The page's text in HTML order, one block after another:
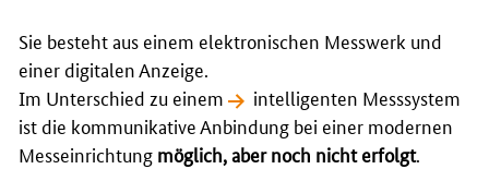
Sie besteht aus einem elektronischen Messwerk und
einer digitalen Anzeige.
Im Unterschied zu einem
intelligenten Messsystem
ist die kommunikative Anbindung bei einer modernen
Messeinrichtung möglich, aber noch nicht erfolgt.